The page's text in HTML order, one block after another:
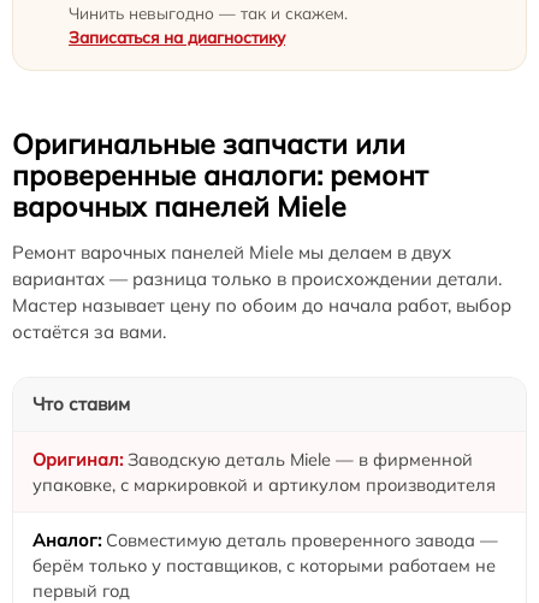
Чинить невыгодно — так и скажем.
Записаться на диагностику
Оригинальные запчасти или
проверенные аналоги: ремонт
варочных панелей Miele
Ремонт варочных панелей Miele мы делаем в двух
вариантах — разница только в происхождении детали.
Мастер называет цену по обоим до начала работ, выбор
остаётся за вами.
Что ставим
Заводскую деталь Miele — в фирменной
упаковке, с маркировкой и артикулом производителя
Совместимую деталь проверенного завода —
берём только у поставщиков, с которыми работаем не
первый год